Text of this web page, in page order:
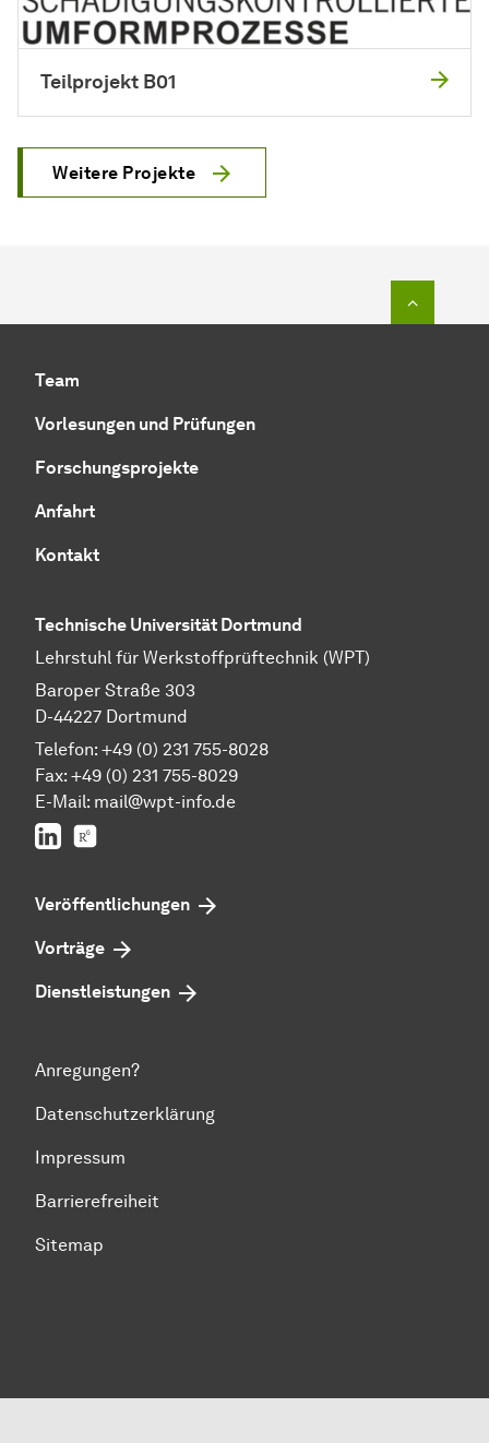
Teilprojekt B01
Weitere Projekte
Team
Vorlesungen und Prüfungen
Forschungsprojekte
Anfahrt
Kontakt
Technische Universität Dortmund
Lehrstuhl für Werkstoffprüftechnik (WPT)
Baroper Straße 303
D-44227 Dortmund
Telefon: +49 (0) 231 755-8028
Fax: +49 (0) 231 755-8029
E-Mail: mail@wpt-info.de
LinkedIn
Veröffentlichungen
Vorträge
Dienstleistungen
Anregungen?
Datenschutzerklärung
Impressum
Barrierefreiheit
Sitemap